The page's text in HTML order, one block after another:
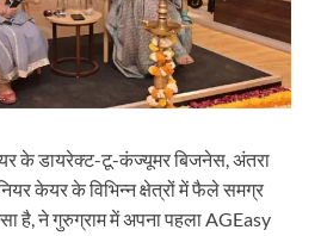
के डायरेक्ट-टू-कंज्यूमर बिजनेस, अंतरा
केयर के विभिन्न क्षेत्रों में फैले समग्र
है, ने गुरुग्राम में अपना पहला AGEasy